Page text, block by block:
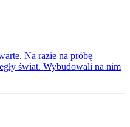
Na razie na próbę
świat. Wybudowali na nim